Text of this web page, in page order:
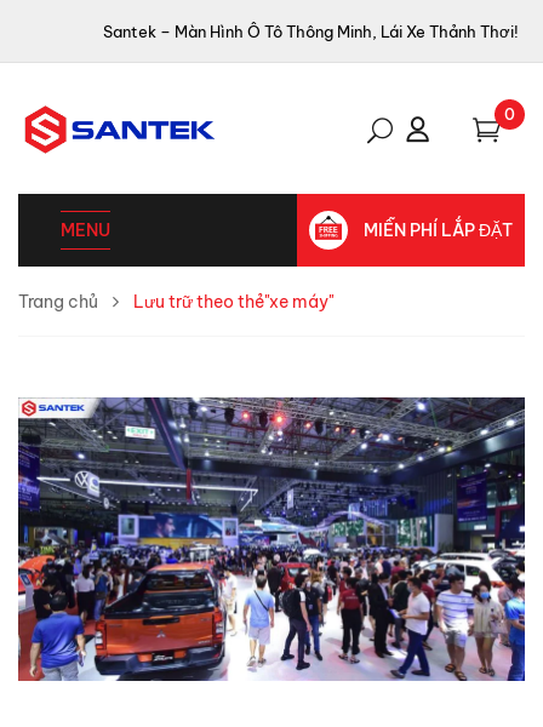
Santek – Màn Hình Ô Tô Thông Minh, Lái Xe Thảnh Thơi!
0
MENU MIỄN PHÍ LẮP ĐẶT
Trang chủ Lưu trữ theo thẻ"xe máy"